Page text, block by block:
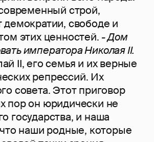
строй,
демократии, свободе и
этих ценностей. - Дом
императора Николая II.
II, его семья и их верные
репрессий. Их
совета. Этот приговор
пор он юридически не
государства, и наша
наши родные, которые